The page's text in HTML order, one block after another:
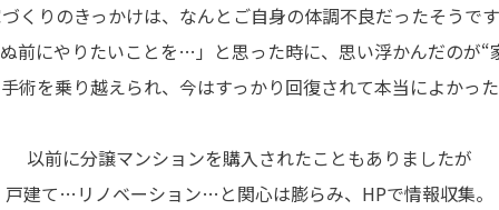
くりのきっかけは、なんとご自身の体調不良だったそうで
前にやりたいことを…」と思った時に、思い浮かんだのが“
術を乗り越えられ、今はすっかり回復されて本当によかっ
以前に分譲マンションを購入されたこともありましたが
戸建て…リノベーション…と関心は膨らみ、HPで情報収集。